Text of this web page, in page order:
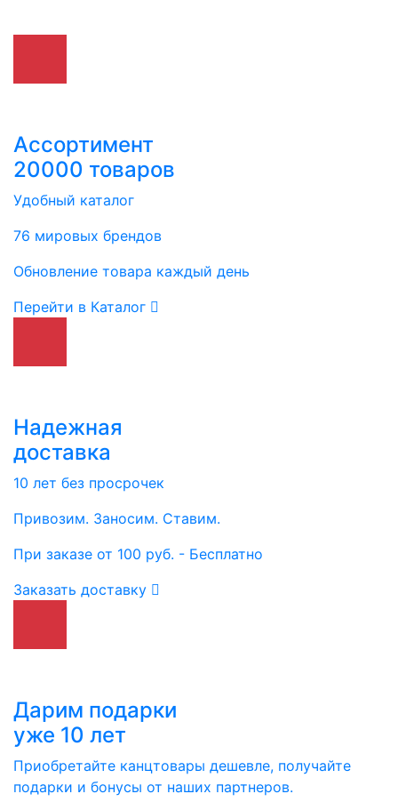
Ассортимент
20000 товаров
Удобный каталог
76 мировых брендов
Обновление товара каждый день
Перейти в Каталог
Надежная
доставка
10 лет без просрочек
Привозим. Заносим. Ставим.
При заказе от 100 руб. - Бесплатно
Заказать доставку
Дарим подарки
уже 10 лет
Приобретайте канцтовары дешевле, получайте
подарки и бонусы от наших партнеров.